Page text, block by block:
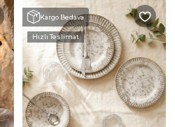
Kargo Bedava
Hızlı Teslimat